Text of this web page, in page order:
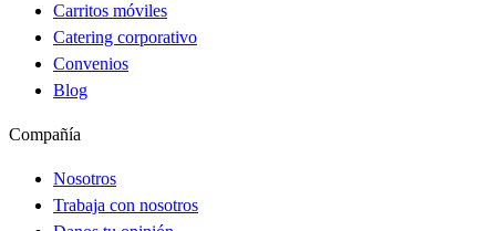
Carritos móviles
Catering corporativo
Convenios
Blog
Compañía
Nosotros
Trabaja con nosotros